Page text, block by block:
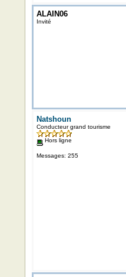
ALAIN06
Invité
Natshoun
Conducteur grand tourisme
Hors ligne
Messages: 255